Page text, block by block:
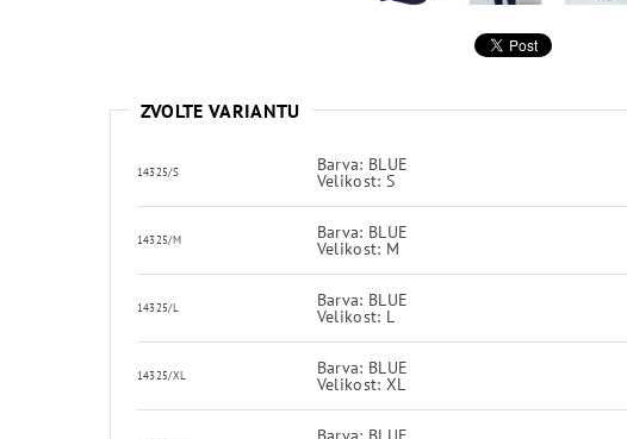
ZVOLTE VARIANTU
14325/S Barva: BLUE
Velikost: S
14325/M Barva: BLUE
Velikost: M
14325/L Barva: BLUE
Velikost: L
14325/XL Barva: BLUE
Velikost: XL